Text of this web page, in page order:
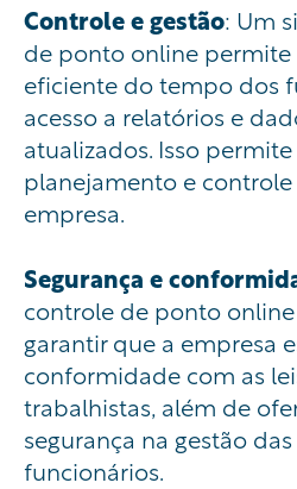
Controle e gestão: Um
de ponto online permite
eficiente do tempo dos
acesso a relatórios e
atualizados. Isso
planejamento e
empresa.
Segurança e
controle de ponto
garantir que a empresa
conformidade com as
trabalhistas, além de
segurança na gestão
funcionários.